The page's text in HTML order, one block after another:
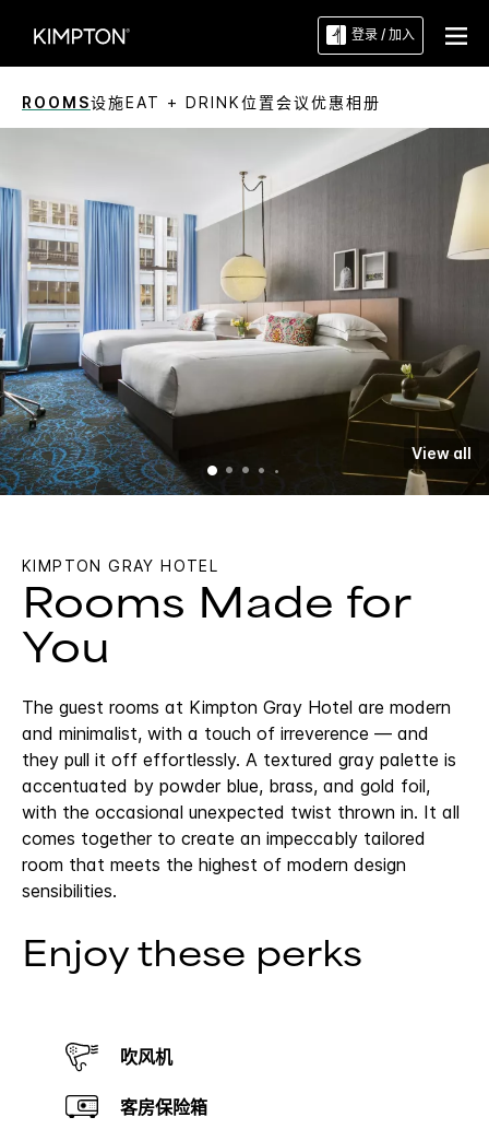
登录 / 加入
ROOMS设施EAT + DRINK位置会议优惠相册
View all
KIMPTON GRAY HOTEL
Rooms Made for
You
The guest rooms at Kimpton Gray Hotel are modern
and minimalist, with a touch of irreverence — and
they pull it off effortlessly. A textured gray palette is
accentuated by powder blue, brass, and gold foil,
with the occasional unexpected twist thrown in. It all
comes together to create an impeccably tailored
room that meets the highest of modern design
sensibilities.
Enjoy these perks
吹风机
客房保险箱